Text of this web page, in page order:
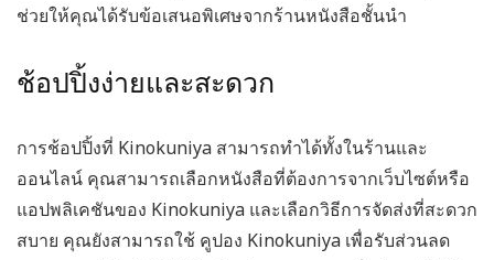
ช่วยให้คุณได้รับข้อเสนอพิเศษจากร้านหนังสือชั้นนำ
ช้อปปิ้งง่ายและสะดวก
การช้อปปิ้งที่ Kinokuniya สามารถทำได้ทั้งในร้านและ
ออนไลน์ คุณสามารถเลือกหนังสือที่ต้องการจากเว็บไซต์หรือ
แอปพลิเคชันของ Kinokuniya และเลือกวิธีการจัดส่งที่สะดวก
สบาย คุณยังสามารถใช้ คูปอง Kinokuniya เพื่อรับส่วนลด